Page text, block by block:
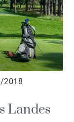
2018
Landes